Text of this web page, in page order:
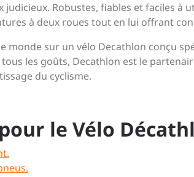
Robustes, fiables et faciles à
à deux roues tout en lui offrant
monde sur un vélo Decathlon conçu
les goûts, Decathlon est le
du cyclisme.
le Vélo